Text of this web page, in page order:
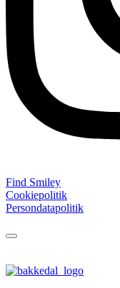
Find Smiley
Cookiepolitik
Persondatapolitik